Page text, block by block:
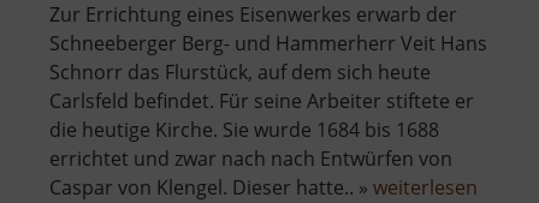
Zur Errichtung eines Eisenwerkes erwarb der
Schneeberger Berg- und Hammerherr Veit Hans
Schnorr das Flurstück, auf dem sich heute
Carlsfeld befindet. Für seine Arbeiter stiftete er
die heutige Kirche. Sie wurde 1684 bis 1688
errichtet und zwar nach nach Entwürfen von
Caspar von Klengel. Dieser hatte.. » weiterlesen